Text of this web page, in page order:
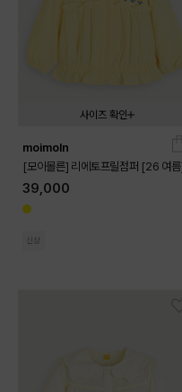
사이즈 확인
090
moimoln
[모이몰른] 리에토프릴점퍼 [26 여
39,000
신상